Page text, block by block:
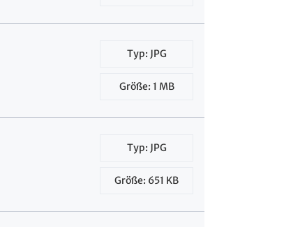
Typ: JPG
Größe: 1 MB
Typ: JPG
Größe: 651 KB